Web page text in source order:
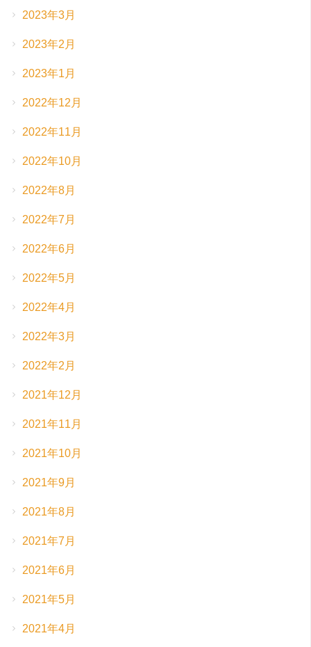
2023年3月
2023年2月
2023年1月
2022年12月
2022年11月
2022年10月
2022年8月
2022年7月
2022年6月
2022年5月
2022年4月
2022年3月
2022年2月
2021年12月
2021年11月
2021年10月
2021年9月
2021年8月
2021年7月
2021年6月
2021年5月
2021年4月